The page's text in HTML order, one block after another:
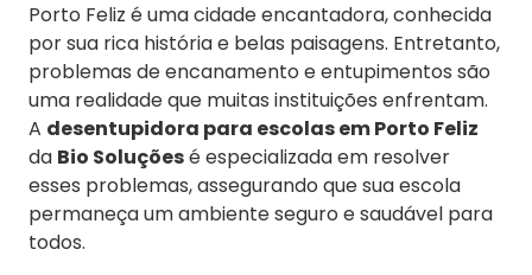
Porto Feliz é uma cidade encantadora, conhecida
por sua rica história e belas paisagens. Entretanto,
problemas de encanamento e entupimentos são
uma realidade que muitas instituições enfrentam.
A desentupidora para escolas em Porto Feliz
da Bio Soluçõesé especializada em resolver
esses problemas, assegurando que sua escola
permaneça um ambiente seguro e saudável para
todos.